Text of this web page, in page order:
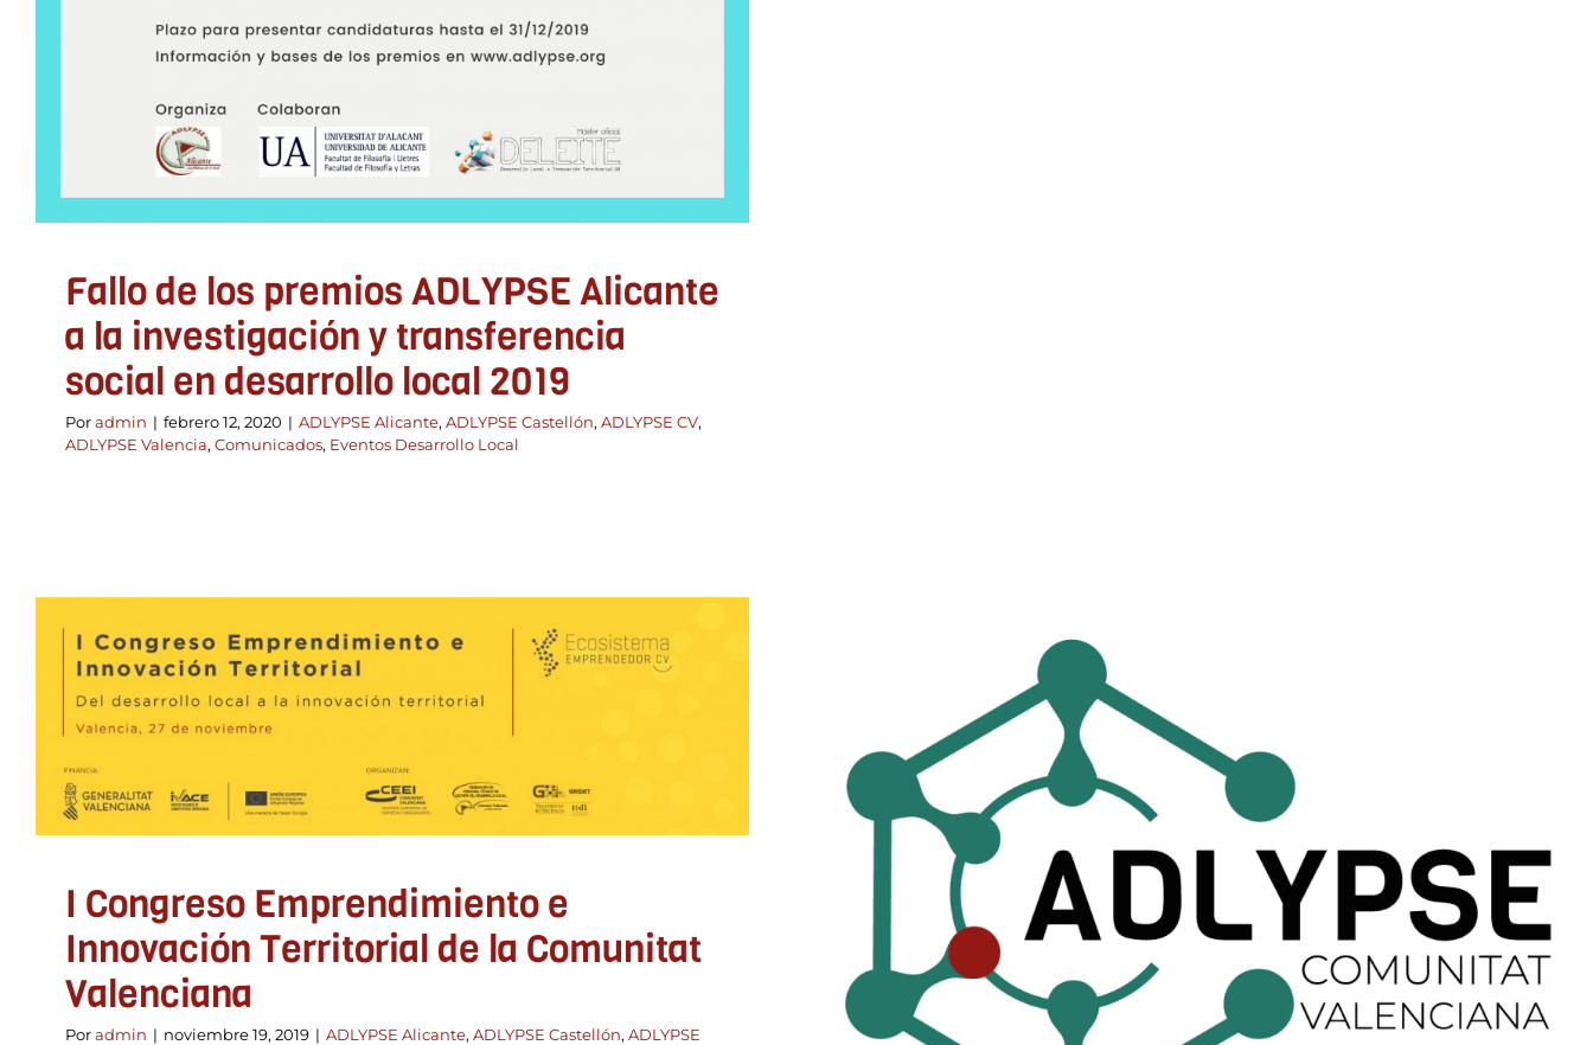
Fallo de los premios ADLYPSE Alicante
a la investigación y transferencia
social en desarrollo local 2019
Poradmin | febrero 12, 2020 | ADLYPSE Alicante, ADLYPSE Castellón, ADLYPSE CV,
ADLYPSE Valencia, Comunicados, Eventos Desarrollo Local
I Congreso Emprendimiento e
Innovación Territorial de la Comunitat
ADLYPSE Alicante ADLYPSE Castellón ADLYPSE CV
Desarrollo Local
I Congreso Emprendimiento e
Innovación Territorial de la Comunitat
Valenciana
Poradmin | noviembre 19, 2019 | ADLYPSE Alicante, ADLYPSE Castellón, ADLYPSE
Participa en el "Estudio sobre perfiles
profesionales de los técnicos/as en
Desarrollo Local"
ADLYPSE Alicante ADLYPSE Castellón ADLYPSE CV ADLYPSE Valencia